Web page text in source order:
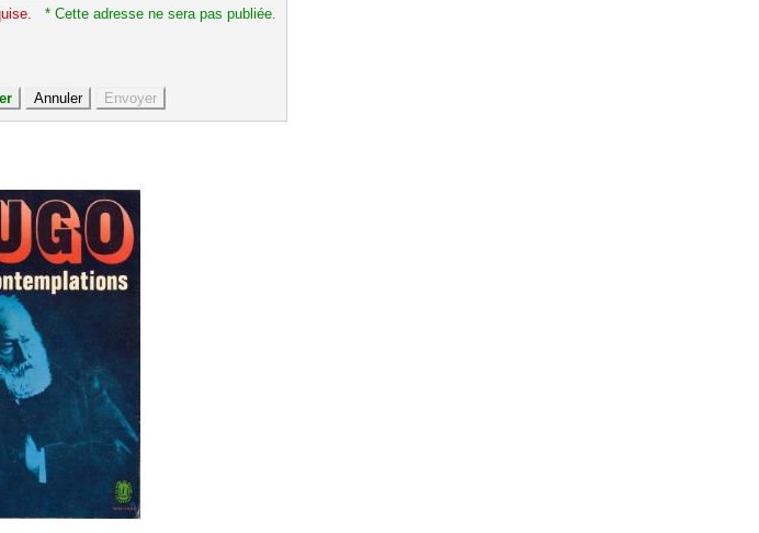
* Cette adresse ne sera pas publiée.